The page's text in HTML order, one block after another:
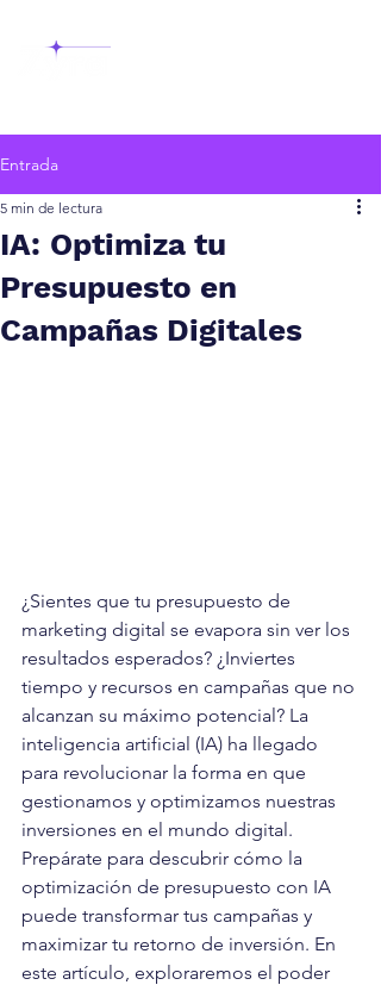
Entrada
IA: Optimiza tu
Presupuesto en
Campañas Digitales
5 min de lectura
¿Sientes que tu presupuesto de
marketing digital se evapora sin ver los
resultados esperados? ¿Inviertes
tiempo y recursos en campañas que no
alcanzan su máximo potencial? La
inteligencia artificial (IA) ha llegado
para revolucionar la forma en que
gestionamos y optimizamos nuestras
inversiones en el mundo digital.
Prepárate para descubrir cómo la
optimización de presupuesto con IA
puede transformar tus campañas y
maximizar tu retorno de inversión. En
este artículo, exploraremos el poder